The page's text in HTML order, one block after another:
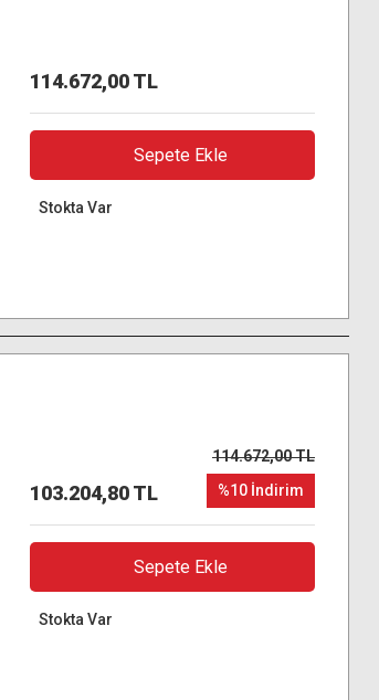
114.672,00 TL
Sepete Ekle
Stokta Var
103.204,80 TL
114.672,00 TL
%10 İndirim
Sepete Ekle
Stokta Var